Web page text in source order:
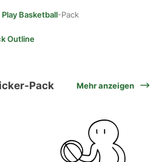
Play Basketball-Pack
Outline
Pack Mehr anzeigen